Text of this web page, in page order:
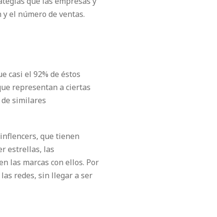
el número de ventas.
casi el 92% de éstos
representan a ciertas
similares
que tienen
estrellas, las
las marcas con ellos. Por
redes, sin llegar a ser